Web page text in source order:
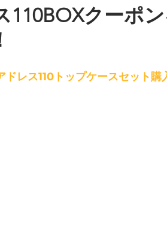
110BOXクーポ
ドレス110トップケースセット